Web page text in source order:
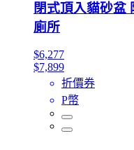
閉式頂入貓砂盆
廁所
$6,277
$7,899
折價券
P幣